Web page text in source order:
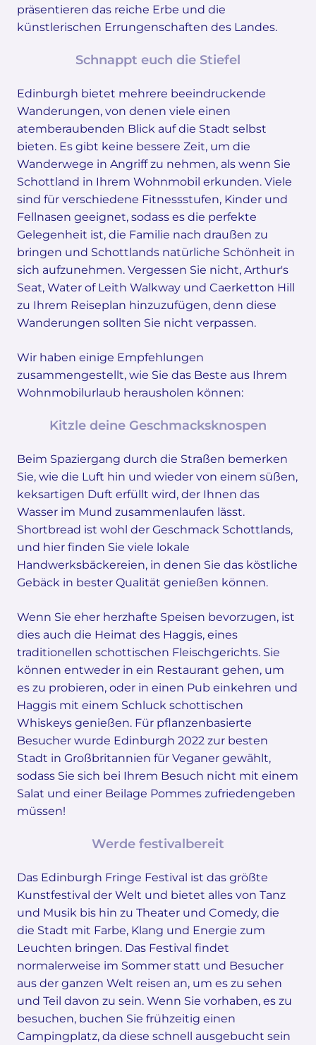
präsentieren das reiche Erbe und die
künstlerischen Errungenschaften des Landes.
Schnappt euch die Stiefel
Edinburgh bietet mehrere beeindruckende
Wanderungen, von denen viele einen
atemberaubenden Blick auf die Stadt selbst
bieten. Es gibt keine bessere Zeit, um die
Wanderwege in Angriff zu nehmen, als wenn Sie
Schottland in Ihrem Wohnmobil erkunden. Viele
sind für verschiedene Fitnessstufen, Kinder und
Fellnasen geeignet, sodass es die perfekte
Gelegenheit ist, die Familie nach draußen zu
bringen und Schottlands natürliche Schönheit in
sich aufzunehmen. Vergessen Sie nicht, Arthur's
Seat, Water of Leith Walkway und Caerketton Hill
zu Ihrem Reiseplan hinzuzufügen, denn diese
Wanderungen sollten Sie nicht verpassen.
Wir haben einige Empfehlungen
zusammengestellt, wie Sie das Beste aus Ihrem
Wohnmobilurlaub herausholen können:
Kitzle deine Geschmacksknospen
Beim Spaziergang durch die Straßen bemerken
Sie, wie die Luft hin und wieder von einem süßen,
keksartigen Duft erfüllt wird, der Ihnen das
Wasser im Mund zusammenlaufen lässt.
Shortbread ist wohl der Geschmack Schottlands,
und hier finden Sie viele lokale
Handwerksbäckereien, in denen Sie das köstliche
Gebäck in bester Qualität genießen können.
Wenn Sie eher herzhafte Speisen bevorzugen, ist
dies auch die Heimat des Haggis, eines
traditionellen schottischen Fleischgerichts. Sie
können entweder in ein Restaurant gehen, um
es zu probieren, oder in einen Pub einkehren und
Haggis mit einem Schluck schottischen
Whiskeys genießen. Für pflanzenbasierte
Besucher wurde Edinburgh 2022 zur besten
Stadt in Großbritannien für Veganer gewählt,
sodass Sie sich bei Ihrem Besuch nicht mit einem
Salat und einer Beilage Pommes zufriedengeben
müssen!
Werde festivalbereit
Das Edinburgh Fringe Festival ist das größte
Kunstfestival der Welt und bietet alles von Tanz
und Musik bis hin zu Theater und Comedy, die
die Stadt mit Farbe, Klang und Energie zum
Leuchten bringen. Das Festival findet
normalerweise im Sommer statt und Besucher
aus der ganzen Welt reisen an, um es zu sehen
und Teil davon zu sein. Wenn Sie vorhaben, es zu
besuchen, buchen Sie frühzeitig einen
Campingplatz, da diese schnell ausgebucht sein